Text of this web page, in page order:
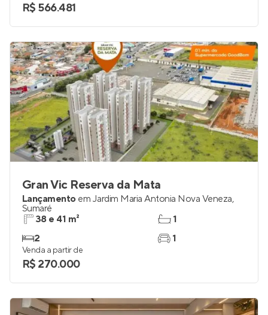
R$ 566.481
Gran Vic Reserva da Mata
Lançamento em Jardim Maria Antonia Nova Veneza,
Sumaré
38 e 41 m²
2
1
1
Venda a partir de
R$ 270.000